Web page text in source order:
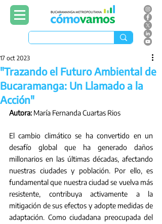
"Trazando el Futuro Ambiental de
Bucaramanga: Un Llamado a la
Acción"
17 oct 2023
Autora: María Fernanda Cuartas Rios
El cambio climático se ha convertido en un
desafío global que ha generado daños
millonarios en las últimas décadas, afectando
nuestras ciudades y población. Por ello, es
fundamental que nuestra ciudad se vuelva más
resistente, contribuya activamente a la
mitigación de sus efectos y adopte medidas de
adaptación. Como ciudadana preocupada del